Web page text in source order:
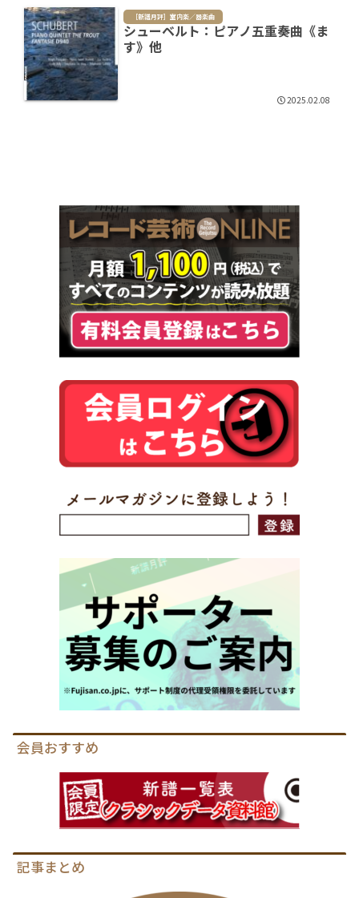
［新譜月評］室内楽／器楽曲
シューベルト：ピアノ五重奏曲《ま
す》他
2025.02.08
会員おすすめ
記事まとめ